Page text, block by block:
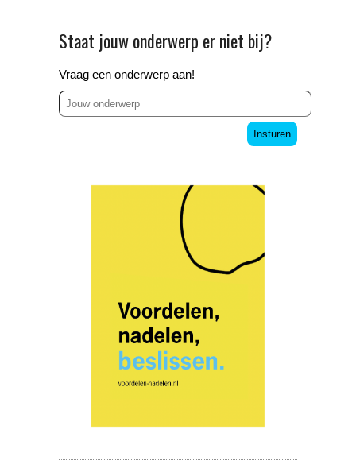
Staat jouw onderwerp er niet bij?
Vraag een onderwerp aan!
Insturen